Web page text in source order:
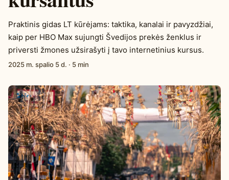
Praktinis gidas LT kūrėjams: taktika, kanalai ir pavyzdžiai,
kaip per HBO Max sujungti Švedijos prekės ženklus ir
priversti žmones užsirašyti į tavo internetinius kursus.
2025 m. spalio 5 d. · 5 min